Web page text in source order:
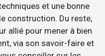
et une bonne
construction. Du reste,
allié pour mener à bien
via son savoir-faire et